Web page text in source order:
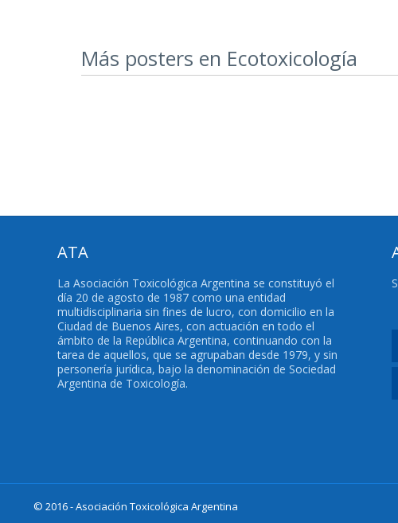
Más posters en Ecotoxicología
ATA
La Asociación Toxicológica Argentina se constituyó el
día 20 de agosto de 1987 como una entidad
multidisciplinaria sin fines de lucro, con domicilio en la
Ciudad de Buenos Aires, con actuación en todo el
ámbito de la República Argentina, continuando con la
tarea de aquellos, que se agrupaban desde 1979, y sin
personería jurídica, bajo la denominación de Sociedad
Argentina de Toxicología.
© 2016 - Asociación Toxicológica Argentina